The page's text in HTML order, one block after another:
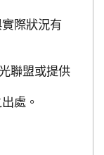
際狀況有
聯盟或提供
處。